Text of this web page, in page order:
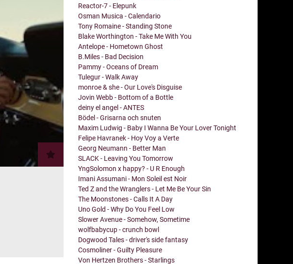
Reactor-7 - Elepunk
Osman Musica - Calendario
Tony Romaine - Standing Stone
Blake Worthington - Take Me With You
Antelope - Hometown Ghost
B.Miles - Bad Decision
Pammy - Oceans of Dream
Tulegur - Walk Away
monroe & she - Our Love's Disguise
Jovin Webb - Bottom of a Bottle
deiny el angel - ANTES
Bödel - Grisarna och snuten
Maxim Ludwig - Baby I Wanna Be Your Lover Tonight
Felipe Havranek - Hoy Voy a Verte
Georg Neumann - Better Man
SLACK - Leaving You Tomorrow
YngSolomon x happy? - U R Enough
Imani Assumani - Mon Soleil est Noir
Ted Z and the Wranglers - Let Me Be Your Sin
The Moonstones - Calls It A Day
Uno Gold - Why Do You Feel Low
Slower Avenue - Somehow, Sometime
wolfbabycup - crunch bowl
Dogwood Tales - driver's side fantasy
Cosmoliner - Guilty Pleasure
Von Hertzen Brothers - Starlings